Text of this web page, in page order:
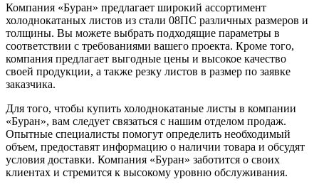
Компания «Буран» предлагает широкий ассортимент
холоднокатаных листов из стали 08ПС различных размеров и
толщины. Вы можете выбрать подходящие параметры в
соответствии с требованиями вашего проекта. Кроме того,
компания предлагает выгодные цены и высокое качество
своей продукции, а также резку листов в размер по заявке
заказчика.
Для того, чтобы купить холоднокатаные листы в компании
«Буран», вам следует связаться с нашим отделом продаж.
Опытные специалисты помогут определить необходимый
объем, предоставят информацию о наличии товара и обсудят
условия доставки. Компания «Буран» заботится о своих
клиентах и стремится к высокому уровню обслуживания.